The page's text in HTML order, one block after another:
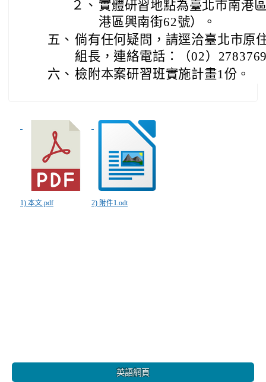
２、 實體研習地點為臺北市南港
港區興南街62號）。
五、 倘有任何疑問，請逕洽臺北市原
組長，連絡電話：（02）
六、 檢附本案研習班實施計畫1份。
1) 本文.pdf 2) 附件1.odt
英語網頁